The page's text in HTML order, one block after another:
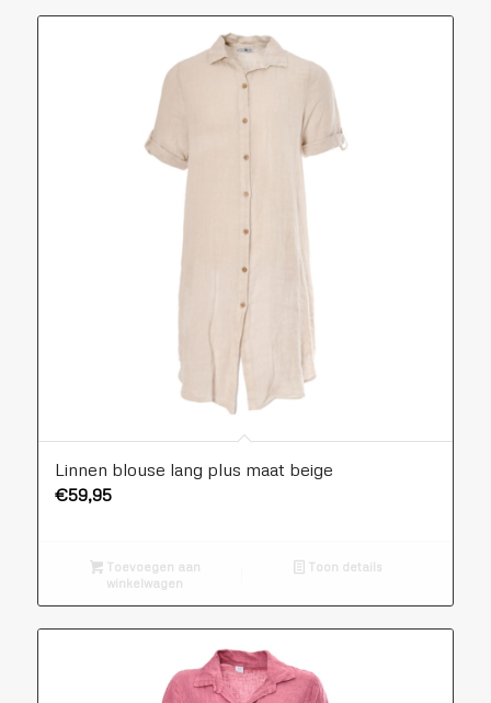
Linnen blouse lang plus maat beige
€59,95
Toevoegen aan
winkelwagen
Toon details